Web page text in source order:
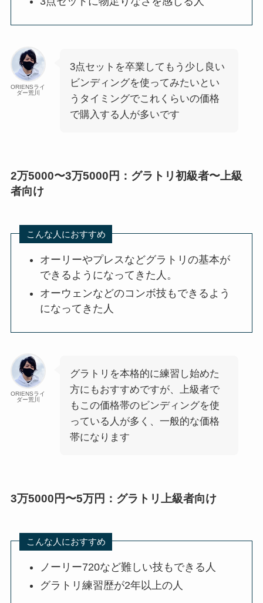
ORIENSライ
ダー荒川
3点セットを卒業してもう少し良い
ビンディングを使ってみたいとい
うタイミングでこれくらいの価格
で購入する人が多いです
2万5000〜3万5000円：グラトリ初級者〜上級
者向け
こんな人におすすめ
オーリーやプレスなどグラトリの基本が
できるようになってきた人。
オーウェンなどのコンボ技もできるよう
になってきた人
ORIENSライ
ダー荒川
グラトリを本格的に練習し始めた
方にもおすすめですが、上級者で
もこの価格帯のビンディングを使
っている人が多く、一般的な価格
帯になります
3万5000円〜5万円：グラトリ上級者向け
こんな人におすすめ
ノーリー720など難しい技もできる人
グラトリ練習歴が2年以上の人